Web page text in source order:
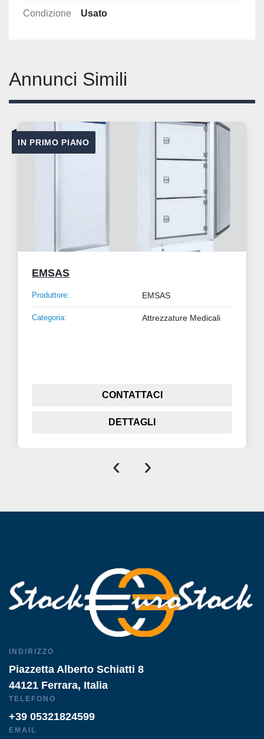
Condizione
Usato
Annunci Simili
IN PRIMO PIANO
EMSAS
Produttore: EMSAS
Categoria: Attrezzature Medicali
CONTATTACI
DETTAGLI
‹ ›
INDIRIZZO
Piazzetta Alberto Schiatti 8
44121 Ferrara, Italia
TELEFONO
+39 05321824599
EMAIL